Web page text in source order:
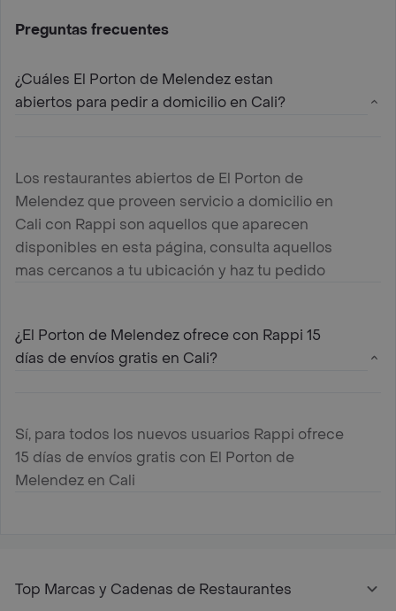
Preguntas frecuentes
¿Cuáles El Porton de Melendez estan
abiertos para pedir a domicilio en Cali?
Los restaurantes abiertos de El Porton de
Melendez que proveen servicio a domicilio en
Cali con Rappi son aquellos que aparecen
disponibles en esta página, consulta aquellos
mas cercanos a tu ubicación y haz tu pedido
¿El Porton de Melendez ofrece con Rappi 15
días de envíos gratis en Cali?
Sí, para todos los nuevos usuarios Rappi ofrece
15 días de envíos gratis con El Porton de
Melendez en Cali
Top Marcas y Cadenas de Restaurantes